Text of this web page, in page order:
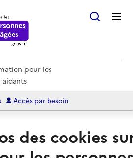
pour les
aidants
Accès par besoin
de l'annuaire
des cookies